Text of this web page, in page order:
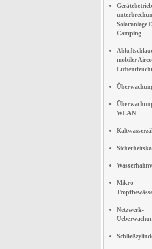
Gerätebetrieb
Solaranlage
Camping
mobiler
WLAN
Mikro
Netzwerk-